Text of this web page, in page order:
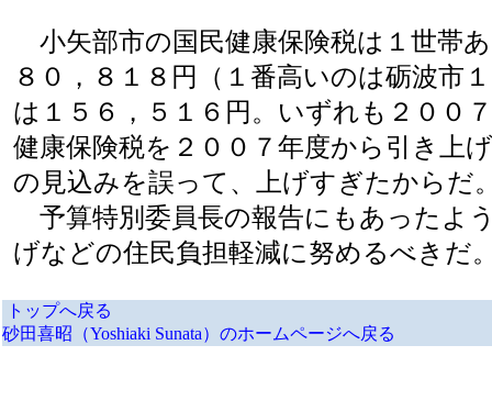
小矢部市の国民健康保険税は１世帯
８０，８１８円（１番高いのは砺波市
は１５６，５１６円。いずれも２００
健康保険税を２００７年度から引き上
の見込みを誤って、上げすぎたからだ
予算特別委員長の報告にもあったよ
げなどの住民負担軽減に努めるべきだ
トップへ戻る
砂田喜昭（Yoshiaki Sunata）のホームページへ戻る